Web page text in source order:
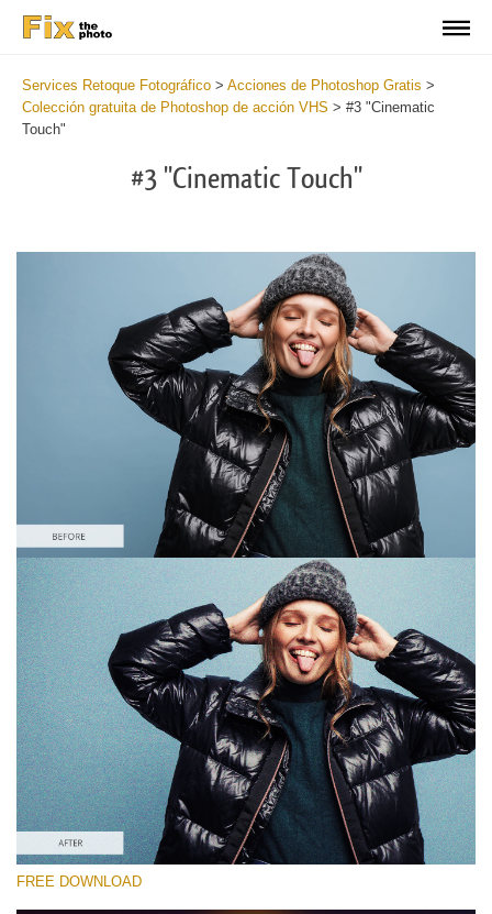
Services Retoque Fotográfico > Acciones de Photoshop Gratis >
Colección gratuita de Photoshop de acción VHS > #3 "Cinematic
Touch"
#3 "Cinematic Touch"
Por favor seleccione
Free VHS Effect Photoshop Action #3
VHS Actions
Cinematic Complete
Entire Collection
FREE DOWNLOAD